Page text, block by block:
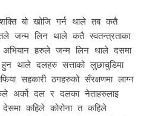
बो खोजि गर्न थाले तब कतै
जन्म लिन थाले कतै स्वतन्त्रताका
अभियान हरुले जन्म लिन थाले दसमा
थाले दलहरु सत्ताको लुछाचुडिमा
सहकारी ठगहरुको सँरक्षणमा लाग्न
अर्को दल र दलका नेताहरुलाइ
कहिले कोरोना त कहिले